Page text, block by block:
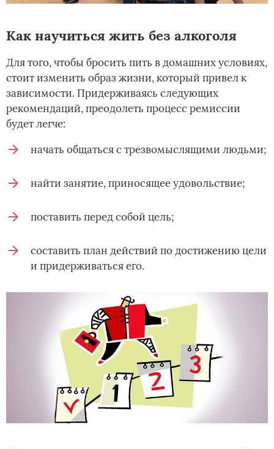
Как научиться жить без алкоголя
Для того, чтобы бросить пить в домашних условиях,
стоит изменить образ жизни, который привел к
зависимости. Придерживаясь следующих
рекомендаций, преодолеть процесс ремиссии
будет легче:
начать общаться с трезвомыслящими людьми;
найти занятие, приносящее удовольствие;
поставить перед собой цель;
составить план действий по достижению цели
и придерживаться его.